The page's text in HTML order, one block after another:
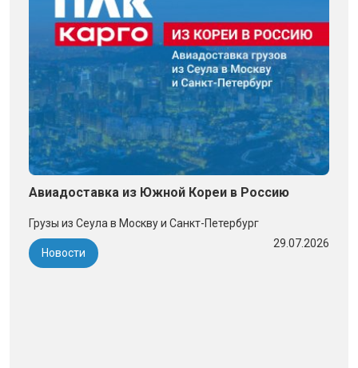
Авиадоставка из Южной Кореи в Россию
Грузы из Сеула в Москву и Санкт-Петербург
Новости
29.07.2026